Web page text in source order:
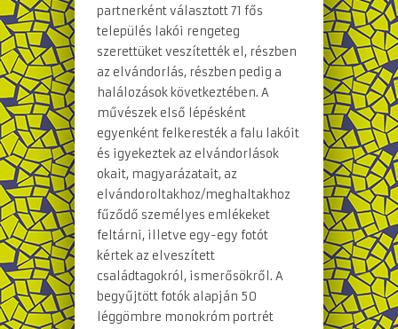
partnerként választott 71 fős
település lakói rengeteg
szerettüket veszítették el, részben
az elvándorlás, részben pedig a
halálozások következtében. A
művészek első lépésként
egyenként felkeresték a falu lakóit
és igyekeztek az elvándorlások
okait, magyarázatait, az
elvándoroltakhoz/meghaltakhoz
fűződő személyes emlékeket
feltárni, illetve egy-egy fotót
kértek az elveszített
családtagokról, ismerősökről. A
begyűjtött fotók alapján 50
léggömbre monokróm portrét